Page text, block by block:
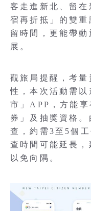
客走進新北、留
宿再折抵」的雙
留時間，更能帶
展。
觀旅局提醒，考
性，本次活動需
市」APP，方能
券」及抽獎資格
查，約需3至5個
查時間可能延長，
以免向隅。